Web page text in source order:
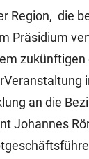
Region, die
Präsidium
an die
Johannes